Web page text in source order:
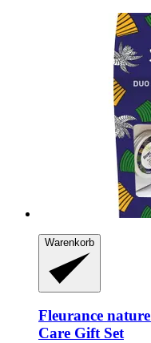
Warenkorb
Fleurance nature
Care Gift Set